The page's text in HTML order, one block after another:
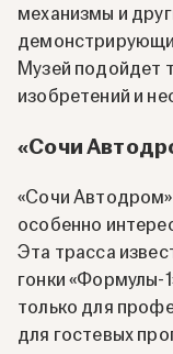
механизмы и
Музей подойдет
изобретений и
«Сочи
«Сочи
особенно
Эта трасса
гонки «Формулы-
только для
для гостевых